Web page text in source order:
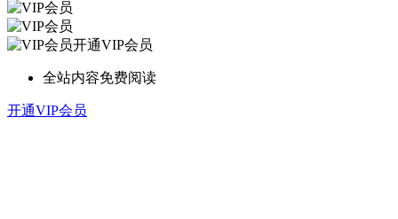
开通VIP会员
全站内容免费阅读
开通VIP会员